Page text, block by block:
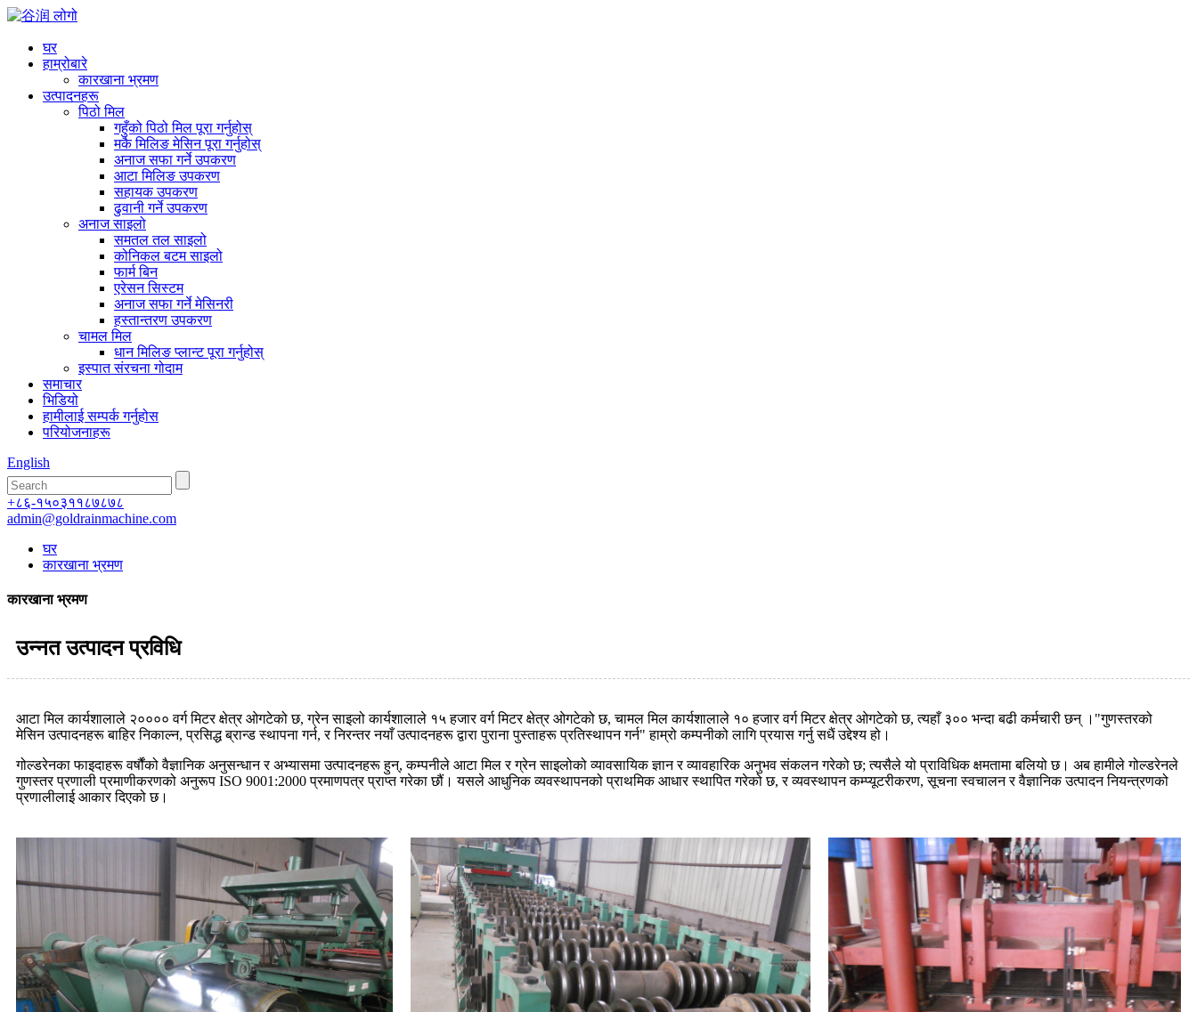
घर
हाम्रोबारे
कारखाना भ्रमण
उत्पादनहरू
पिठो मिल
गहुँको पिठो मिल पूरा गर्नुहोस्
मकै मिलिङ मेसिन पूरा गर्नुहोस्
अनाज सफा गर्ने उपकरण
आटा मिलिङ उपकरण
सहायक उपकरण
ढुवानी गर्ने उपकरण
अनाज साइलो
समतल तल साइलो
कोनिकल बटम साइलो
फार्म बिन
एरेसन सिस्टम
अनाज सफा गर्ने मेसिनरी
हस्तान्तरण उपकरण
चामल मिल
धान मिलिङ प्लान्ट पूरा गर्नुहोस्
इस्पात संरचना गोदाम
समाचार
भिडियो
हामीलाई सम्पर्क गर्नुहोस
परियोजनाहरू
English
+८६-१५०३११८७८७८
admin@goldrainmachine.com
घर
कारखाना भ्रमण
कारखाना भ्रमण
उन्नत उत्पादन प्रविधि
आटा मिल कार्यशालाले २०००० वर्ग मिटर क्षेत्र ओगटेको छ, ग्रेन साइलो कार्यशालाले १५ हजार वर्ग मिटर क्षेत्र ओगटेको छ, चामल मिल कार्यशालाले १० हजार वर्ग मिटर क्षेत्र ओगटेको छ, त्यहाँ ३०० भन्दा बढी कर्मचारी छन् ।"गुणस्तरको
मेसिन उत्पादनहरू बाहिर निकाल्न, प्रसिद्ध ब्रान्ड स्थापना गर्न, र निरन्तर नयाँ उत्पादनहरू द्वारा पुराना पुस्ताहरू प्रतिस्थापन गर्न" हाम्रो कम्पनीको लागि प्रयास गर्नु सधैं उद्देश्य हो।
गोल्डरेनका फाइदाहरू वर्षौंको वैज्ञानिक अनुसन्धान र अभ्यासमा उत्पादनहरू हुन्, कम्पनीले आटा मिल र ग्रेन साइलोको व्यावसायिक ज्ञान र व्यावहारिक अनुभव संकलन गरेको छ; त्यसैले यो प्राविधिक क्षमतामा बलियो छ। अब हामीले गोल्डरेनले
गुणस्तर प्रणाली प्रमाणीकरणको अनुरूप ISO 9001:2000 प्रमाणपत्र प्राप्त गरेका छौं। यसले आधुनिक व्यवस्थापनको प्राथमिक आधार स्थापित गरेको छ, र व्यवस्थापन कम्प्यूटरीकरण, सूचना स्वचालन र वैज्ञानिक उत्पादन नियन्त्रणको
प्रणालीलाई आकार दिएको छ।